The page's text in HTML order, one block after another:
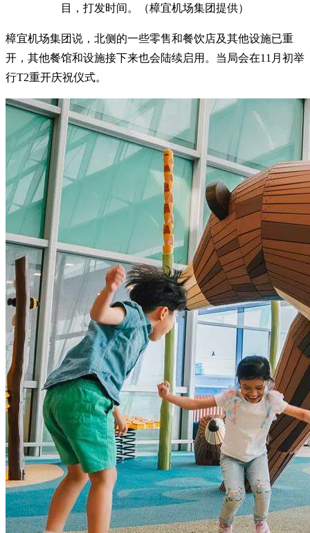
目，打发时间。（樟宜机场集团提供）
樟宜机场集团说，北侧的一些零售和餐饮店及其他设施已重
开，其他餐馆和设施接下来也会陆续启用。当局会在11月初举
行T2重开庆祝仪式。